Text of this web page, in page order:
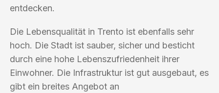
entdecken.
Die Lebensqualität in Trento ist ebenfalls sehr
hoch. Die Stadt ist sauber, sicher und besticht
durch eine hohe Lebenszufriedenheit ihrer
Einwohner. Die Infrastruktur ist gut ausgebaut, es
gibt ein breites Angebot an